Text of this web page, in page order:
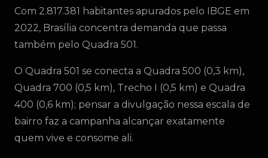
Com 2.817.381 habitantes apurados pelo IBGE em
2022, Brasília concentra demanda que passa
também pelo Quadra 501.
O Quadra 501 se conecta a Quadra 500 (0,3 km),
Quadra 700 (0,5 km), Trecho I (0,5 km) e Quadra
400 (0,6 km); pensar a divulgação nessa escala de
bairro faz a campanha alcançar exatamente
quem vive e consome ali.